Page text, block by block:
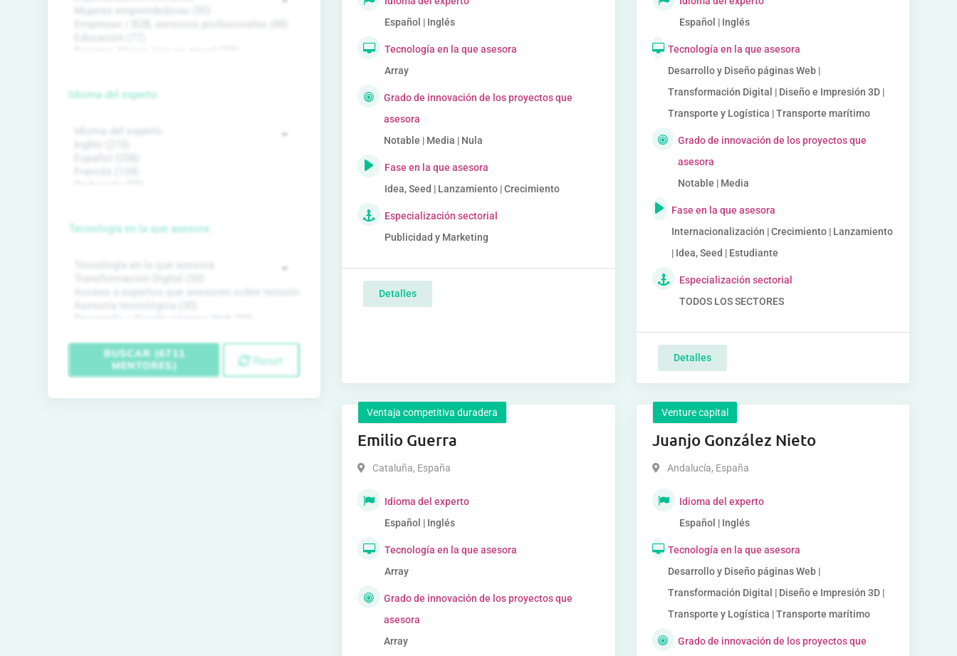
Español | Inglés
Tecnología en la que asesora
Array
Grado de innovación de los proyectos que
asesora
Notable | Media | Nula
Fase en la que asesora
Idea, Seed | Lanzamiento | Crecimiento
Especialización sectorial
Publicidad y Marketing
Detalles
Español | Inglés
Tecnología en la que asesora
Desarrollo y Diseño páginas Web |
Transformación Digital | Diseño e Impresión 3D |
Transporte y Logística | Transporte marítimo
Grado de innovación de los proyectos que
asesora
Notable | Media
Fase en la que asesora
Internacionalización | Crecimiento | Lanzamiento
| Idea, Seed | Estudiante
Especialización sectorial
TODOS LOS SECTORES
Detalles
Ventaja competitiva duradera
Emilio Guerra
Cataluña, España
Idioma del experto
Español | Inglés
Tecnología en la que asesora
Array
Grado de innovación de los proyectos que
asesora
Array
Venture capital
Juanjo González Nieto
Andalucía, España
Idioma del experto
Español | Inglés
Tecnología en la que asesora
Desarrollo y Diseño páginas Web |
Transformación Digital | Diseño e Impresión 3D |
Transporte y Logística | Transporte marítimo
Grado de innovación de los proyectos que
Idioma del experto
Tecnología en la que asesora
BUSCAR (6711
MENTORES)
Reset